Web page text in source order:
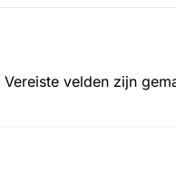
Vereiste velden zijn